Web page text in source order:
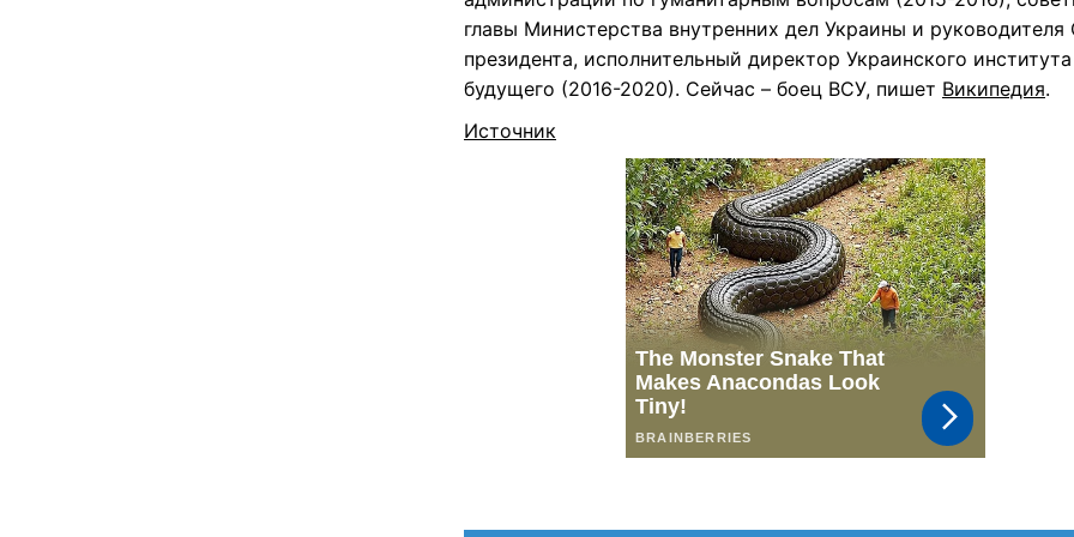
главы Министерства внутренних дел Украины и руководителя
президента, исполнительный директор Украинского института
будущего (2016-2020). Сейчас – боец ВСУ, пишет Википедия.
Источник